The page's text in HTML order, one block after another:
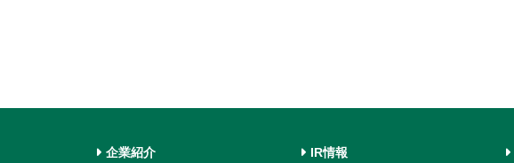
企業紹介 IR情報